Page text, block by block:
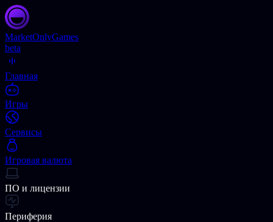
MarketOnlyGames
beta
Главная
Игры
Сервисы
Игровая валюта
ПО и лицензии
Периферия